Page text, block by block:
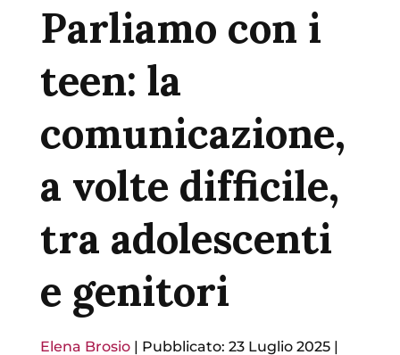
Parliamo con i
teen: la
comunicazione,
a volte difficile,
tra adolescenti
e genitori
Elena Brosio| Pubblicato: 23 Luglio 2025|